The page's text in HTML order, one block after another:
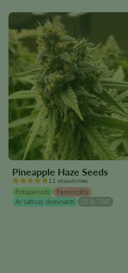
Pineapple Haze Seeds
11 atsauksmes
Fotoperiods
Feminizēts
Ar sativas dominanti
22 % THC